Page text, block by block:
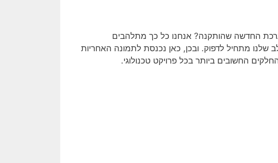
החדשה שהותקנה? אנחנו כל כך מתלהבים
מתחיל לדפוק. ובכן, כאן נכנסת לתמונה האחריות
החשובים ביותר בכל פרויקט טכנולוגי.